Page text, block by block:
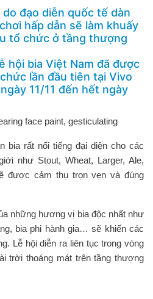
đạo diễn quốc tế dàn
hấp dẫn sẽ làm khuấy
tổ chức ở tầng thượng
hội bia Việt Nam đã được
lần đầu tiên tại Vivo
11/11 đến hết ngày
bia rất nổi tiếng đại diện cho các
như Stout, Wheat, Larger, Ale,
được cảm thụ trọn vẹn và đúng
những hương vị bia độc nhất như
bia phi hành gia… sẽ khiến các
Lễ hội diễn ra liên tục trong vòng
trời thoáng mát trên tầng thượng